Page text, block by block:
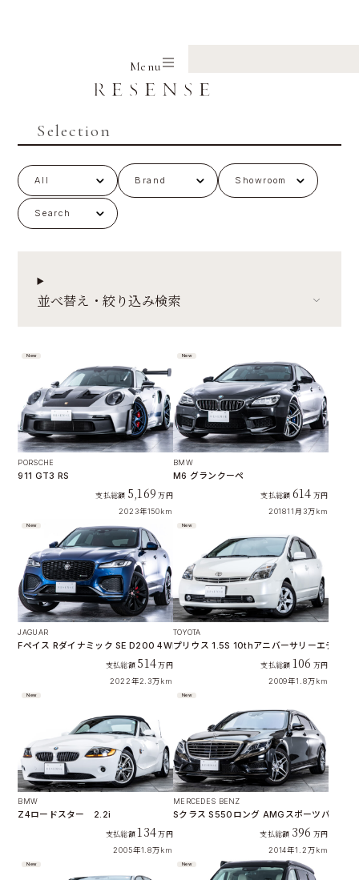
Menu
Selection
All
Search
並べ替え・絞り込み検索
New
PORSCHE
911 GT3 RS
支払総額 5,169 万円
2023年150km
New
BMW
M6 グランクーペ
支払総額 614 万円
201811月3万km
New
JAGUAR
Fペイス Rダイナミック SE D200 4WD
支払総額 514万円
2022年2.3万km
New
TOYOTA
プリウス 1.5S 10thアニバーサリーエディシ
支払総額 106 万円
2009年1.8万km
New
BMW
Z4ロードスター 2.2i
支払総額 134万円
2005年1.8万km
New
MERCEDES BENZ
Sクラス S550ロング AMGスポーツパッケー
支払総額 396 万円
2014年1.2万km
New New